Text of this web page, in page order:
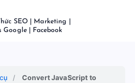
SEO | Marketing |
Google | Facebook
/
Convert JavaScript to